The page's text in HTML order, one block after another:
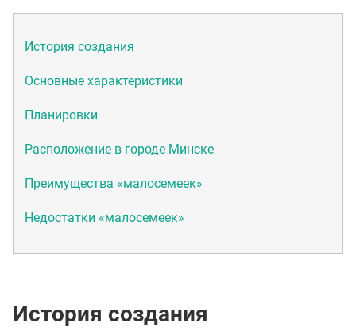
История создания
Основные характеристики
Планировки
Расположение в городе Минске
Преимущества «малосемеек»
Недостатки «малосемеек»
История создания